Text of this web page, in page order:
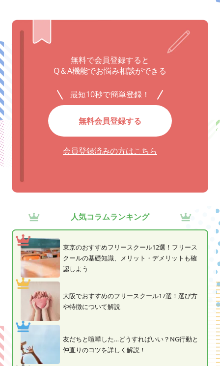
無料で会員登録すると
Q＆A機能でお悩み相談ができる
最短10秒で簡単登録！
無料会員登録する
会員登録済みの方はこちら
人気コラムランキング
東京のおすすめフリースクール12選！フリース
クールの基礎知識、メリット・デメリットも確
認しよう
大阪でおすすめのフリースクール17選！選び方
や特徴について解説
友だちと喧嘩した…どうすればいい？NG行動と
仲直りのコツを詳しく解説！